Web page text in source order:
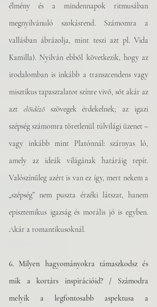
élmény és a mindennapok ritmusában
megnyilvánuló szokásrend. Számomra a
vallásban ábrázolja, mint teszi azt pl. Vida
Kamilla). Nyilván ebből következik, hogy az
irodalomban is inkább a transzcendens vagy
misztikus tapasztalatot színre vivő, sőt akár az
azt előidéző szövegek érdekelnek; az igazi
szépség számomra töretlenül túlvilági üzenet –
vagy inkább mint Platónnál: szárnyas ló,
amely az ideák világának határáig repít.
Valószínűleg azért is van ez így, mert nekem a
„szépség” nem puszta érzéki látszat, hanem
episztemikus igazság és morális jó is egyben.
Akár a romantikusoknál.
6. Milyen hagyományokra támaszkodsz és
mik a kortárs inspirációid? / Számodra
melyik a legfontosabb aspektusa a